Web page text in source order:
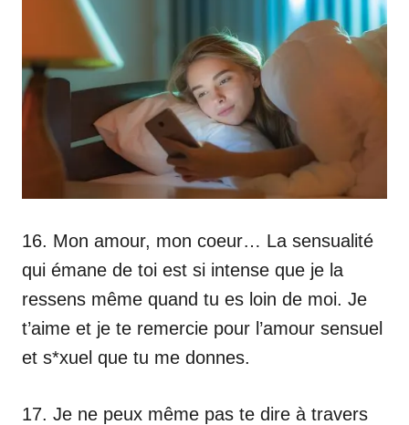
16. Mon amour, mon coeur… La sensualité
qui émane de toi est si intense que je la
ressens même quand tu es loin de moi. Je
t’aime et je te remercie pour l’amour sensuel
et s*xuel que tu me donnes.
17. Je ne peux même pas te dire à travers